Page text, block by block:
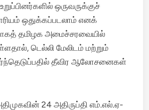
ஒருவருக்குச்
ஒதுக்கப்படலாம் எனக்
தமிழக அமைச்சரவையில்
டெல்லி மேலிடம் மற்றும்
தீவிர ஆலோசனைகள்
24 அதிருப்தி எம்.எல்.ஏ-